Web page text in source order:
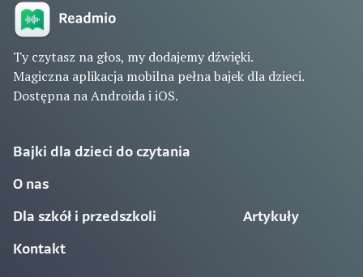
Ty czytasz na głos, my dodajemy dźwięki.
Magiczna aplikacja mobilna pełna bajek dla dzieci.
Dostępna na Androida i iOS.
Bajki dla dzieci do czytania
O nas
Dla szkół i przedszkoli
Kontakt
Artykuły